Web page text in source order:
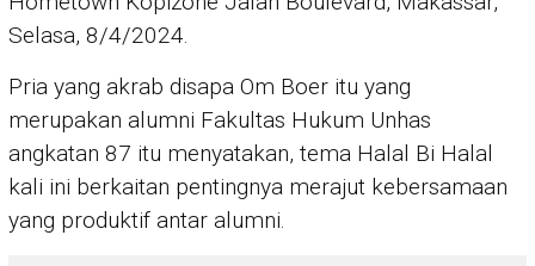
Selasa, 8/4/2024.
Pria yang akrab disapa Om Boer itu yang
merupakan alumni Fakultas Hukum Unhas
angkatan 87 itu menyatakan, tema Halal Bi Halal
kali ini berkaitan pentingnya merajut kebersamaan
yang produktif antar alumni.